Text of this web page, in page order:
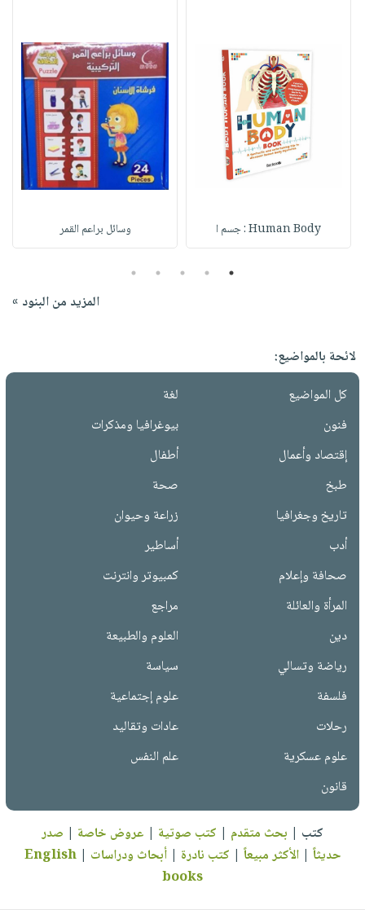
Human Body : جسم ا وسائل براعم القمر
1
2
3
4
5
المزيد من البنود »
لائحة بالمواضيع:
كل المواضيع
لغة
فنون
بيوغرافيا ومذكرات
إقتصاد وأعمال
أطفال
طبخ
صحة
تاريخ وجغرافيا
زراعة وحيوان
أدب
أساطير
صحافة وإعلام
كمبيوتر وانترنت
المرأة والعائلة
مراجع
دين
العلوم والطبيعة
رياضة وتسالي
سياسة
فلسفة
علوم إجتماعية
رحلات
عادات وتقاليد
علوم عسكرية
علم النفس
قانون
كتب | بحث متقدم | كتب صوتية | عروض خاصة | صدر
حديثاً |الأكثر مبيعاً | كتب نادرة |أبحاث ودراسات |
English
books